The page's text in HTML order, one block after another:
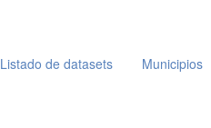
Listado de datasets
Municipios